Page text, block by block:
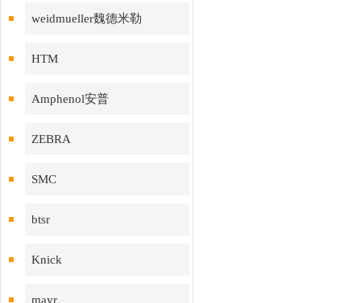
weidmueller魏德米勒
HTM
Amphenol安普
ZEBRA
SMC
btsr
Knick
mayr